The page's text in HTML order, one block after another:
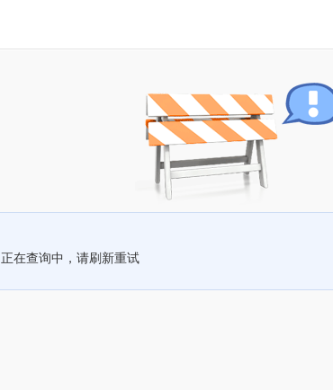
正在查询中，请刷新重试